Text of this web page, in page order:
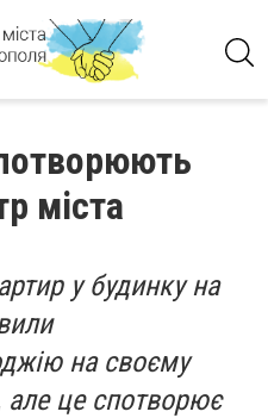
міста
у будинку на
на своєму
але це спотворює